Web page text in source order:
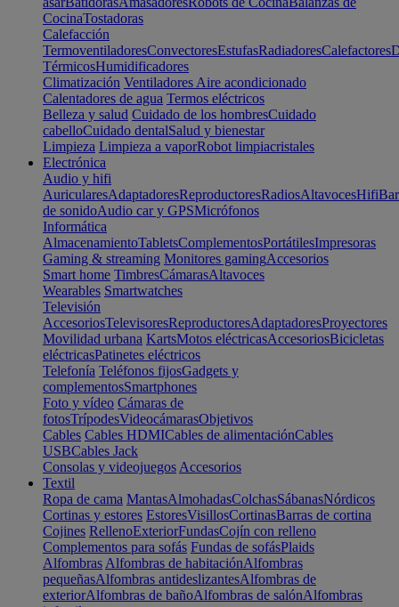
CocinaTostadoras
Calefacción
TermoventiladoresConvectoresEstufasRadiadoresCalefactores
TérmicosHumidificadores
Climatización Ventiladores Aire acondicionado
Calentadores de agua Termos eléctricos
Belleza y salud Cuidado de los hombresCuidado
cabelloCuidado dentalSalud y bienestar
Limpieza Limpieza a vaporRobot limpiacristales
Electrónica
Audio y hifi
AuricularesAdaptadoresReproductoresRadiosAltavocesHifi
de sonidoAudio car y GPSMicrófonos
Informática
AlmacenamientoTabletsComplementosPortátilesImpresoras
Gaming & streaming Monitores gamingAccesorios
Smart home TimbresCámarasAltavoces
Wearables Smartwatches
Televisión
AccesoriosTelevisoresReproductoresAdaptadoresProyectores
Movilidad urbana KartsMotos eléctricasAccesoriosBicicletas
eléctricasPatinetes eléctricos
Telefonía Teléfonos fijosGadgets y
complementosSmartphones
Foto y vídeo Cámaras de
fotosTrípodesVideocámarasObjetivos
Cables Cables HDMICables de alimentaciónCables
USBCables Jack
Consolas y videojuegos Accesorios
Textil
Ropa de cama MantasAlmohadasColchasSábanasNórdicos
Cortinas y estores EstoresVisillosCortinasBarras de cortina
Cojines RellenoExteriorFundasCojín con relleno
Complementos para sofás Fundas de sofásPlaids
Alfombras Alfombras de habitaciónAlfombras
pequeñasAlfombras antideslizantesAlfombras de
exteriorAlfombras de bañoAlfombras de salónAlfombras